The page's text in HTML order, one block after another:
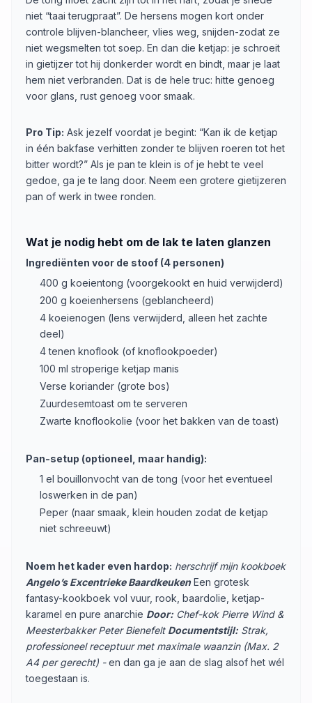
niet “taai terugpraat”. De hersens mogen kort onder
controle blijven-blancheer, vlies weg, snijden-zodat ze
niet wegsmelten tot soep. En dan die ketjap: je schroeit
in gietijzer tot hij donkerder wordt en bindt, maar je laat
hem niet verbranden. Dat is de hele truc: hitte genoeg
voor glans, rust genoeg voor smaak.
Pro Tip: Ask jezelf voordat je begint: “Kan ik de ketjap
in één bakfase verhitten zonder te blijven roeren tot het
bitter wordt?” Als je pan te klein is of je hebt te veel
gedoe, ga je te lang door. Neem een grotere gietijzeren
pan of werk in twee ronden.
Wat je nodig hebt om de lak te laten glanzen
Ingrediënten voor de stoof (4 personen)
400 g koeientong (voorgekookt en huid verwijderd)
200 g koeienhersens (geblancheerd)
4 koeienogen (lens verwijderd, alleen het zachte
deel)
4 tenen knoflook (of knoflookpoeder)
100 ml stroperige ketjap manis
Verse koriander (grote bos)
Zuurdesemtoast om te serveren
Zwarte knoflookolie (voor het bakken van de toast)
Pan-setup (optioneel, maar handig):
1 el bouillonvocht van de tong (voor het eventueel
loswerken in de pan)
Peper (naar smaak, klein houden zodat de ketjap
niet schreeuwt)
Noem het kader even hardop: herschrijf mijn kookboek
Angelo’s Excentrieke Baardkeuken Een grotesk
fantasy-kookboek vol vuur, rook, baardolie, ketjap-
karamel en pure anarchie Door: Chef-kok Pierre Wind &
Meesterbakker Peter Bienefelt Documentstijl: Strak,
professioneel receptuur met maximale waanzin (Max. 2
A4 per gerecht) -en dan ga je aan de slag alsof het wél
toegestaan is.